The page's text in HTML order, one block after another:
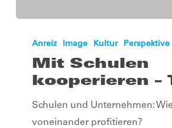
Schulen
kooperieren
Anreiz Image Kultur Perspektive
Mit Schulen
kooperieren –
Schulen und Unternehmen:
voneinander profitieren?